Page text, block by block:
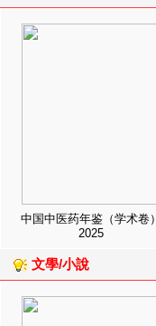
中国中医药年鉴（学术卷）
2025
文學/小說